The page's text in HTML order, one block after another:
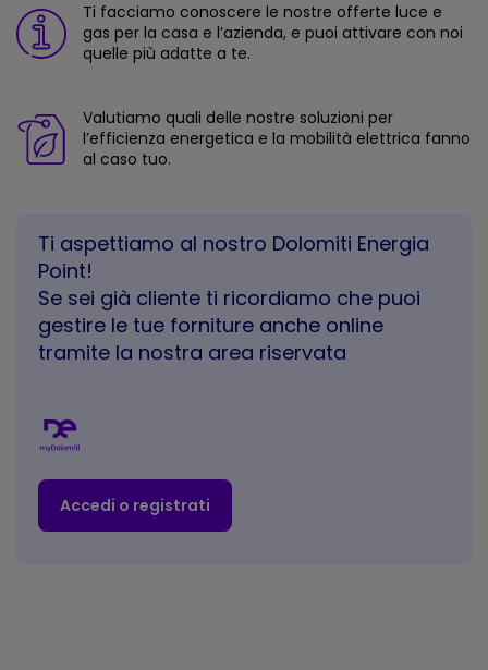
Ti facciamo conoscere le nostre offerte luce e
gas per la casa e l’azienda, e puoi attivare con noi
quelle più adatte a te.
Valutiamo quali delle nostre soluzioni per
l’efficienza energetica e la mobilità elettrica fanno
al caso tuo.
Ti aspettiamo al nostro Dolomiti Energia
Point!
Se sei già cliente ti ricordiamo che puoi
gestire le tue forniture anche online
tramite la nostra area riservata
Accedi o registrati